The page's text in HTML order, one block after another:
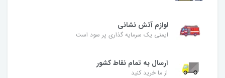
لوازم آتش نشانی
ایمنی یک سرمایه گذاری پر سود است
ارسال به تمام نقاط کشور
از ما خرید کنید